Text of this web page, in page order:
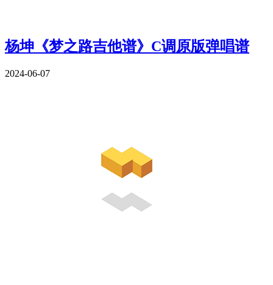
杨坤《梦之路吉他谱》C调原版弹唱谱
2024-06-07